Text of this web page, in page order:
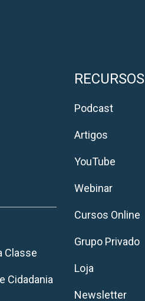
Classe
Cidadania
RECURSOS
Podcast
Artigos
YouTube
Webinar
Cursos Online
Grupo Privado
Loja
Newsletter